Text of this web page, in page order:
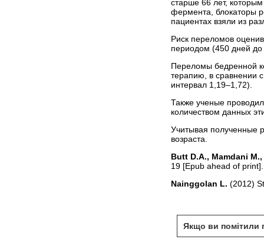
старше 66 лет,
фермента, блокаторы
пациентах взяли из
Риск переломов
периодом (450 дней до
Переломы бедренной
терапию, в сравнении
интервал 1,19–1,72).
Также ученые
количеством данных
Учитывая полученные
возраста.
Butt D.A., Mamdani
19 [Epub ahead of print].
Nainggolan L. (2012)
Якщо ви помітили